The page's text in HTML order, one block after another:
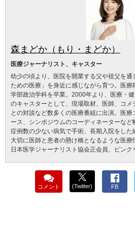
森まどか（もり・まどか）
医療ジャーナリスト、キャスター
幼少の頃より、医院を開業する父や祖父を
ための医療」を身近に感じながら育つ。医
学部政治学科を卒業。2000年より、医療・
のキャスターとして、現場取材、医師、コ
との対談など数多くの医療番組に出演。医
ース、シンポジウムのコーディネーターな
症例数の少ない病気で手術、長期入院をし
大切に医師と患者の懸け橋となるような医療
日本医学ジャーナリスト協会正会員、ピンク
コメント (Twitter) FB